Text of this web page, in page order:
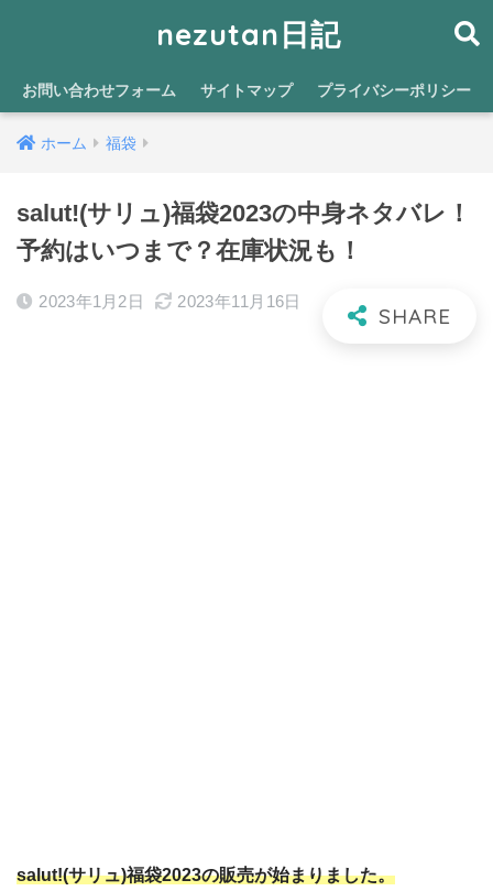
nezutan日記
お問い合わせフォーム サイトマップ プライバシーポリシー
ホーム 福袋
salut!(サリュ)福袋2023の中身ネタバレ！
予約はいつまで？在庫状況も！
2023年1月2日 2023年11月16日
salut!(サリュ)福袋2023の販売が始まりました。